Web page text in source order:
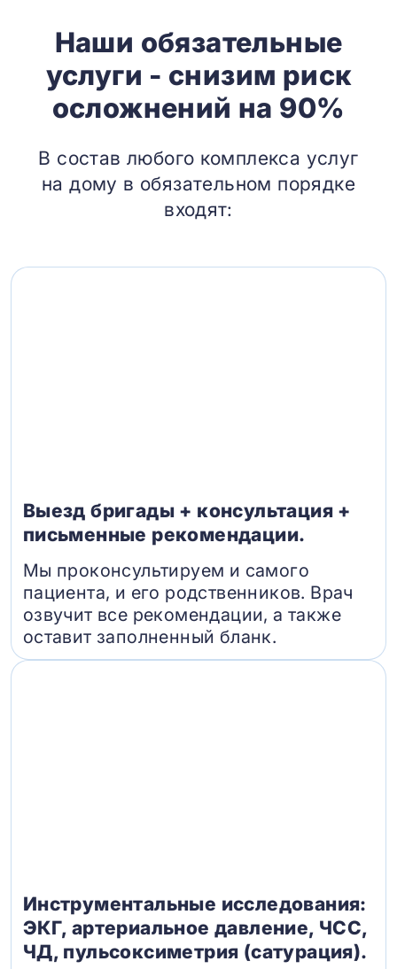
Наши обязательные
услуги - снизим риск
осложнений на 90%
В состав любого комплекса услуг
на дому в обязательном порядке
входят:
Выезд бригады + консультация +
письменные рекомендации.
Мы проконсультируем и самого
пациента, и его родственников. Врач
озвучит все рекомендации, а также
оставит заполненный бланк.
Инструментальные исследования:
ЭКГ, артериальное давление, ЧСС,
ЧД, пульсоксиметрия (сатурация).